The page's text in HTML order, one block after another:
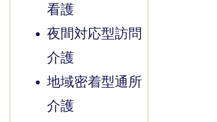
看護
夜間対応型訪問
介護
地域密着型通所
介護